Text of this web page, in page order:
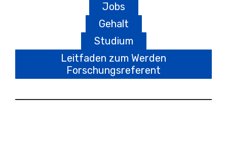
Jobs
Gehalt
Studium
Leitfaden zum Werden
Forschungsreferent